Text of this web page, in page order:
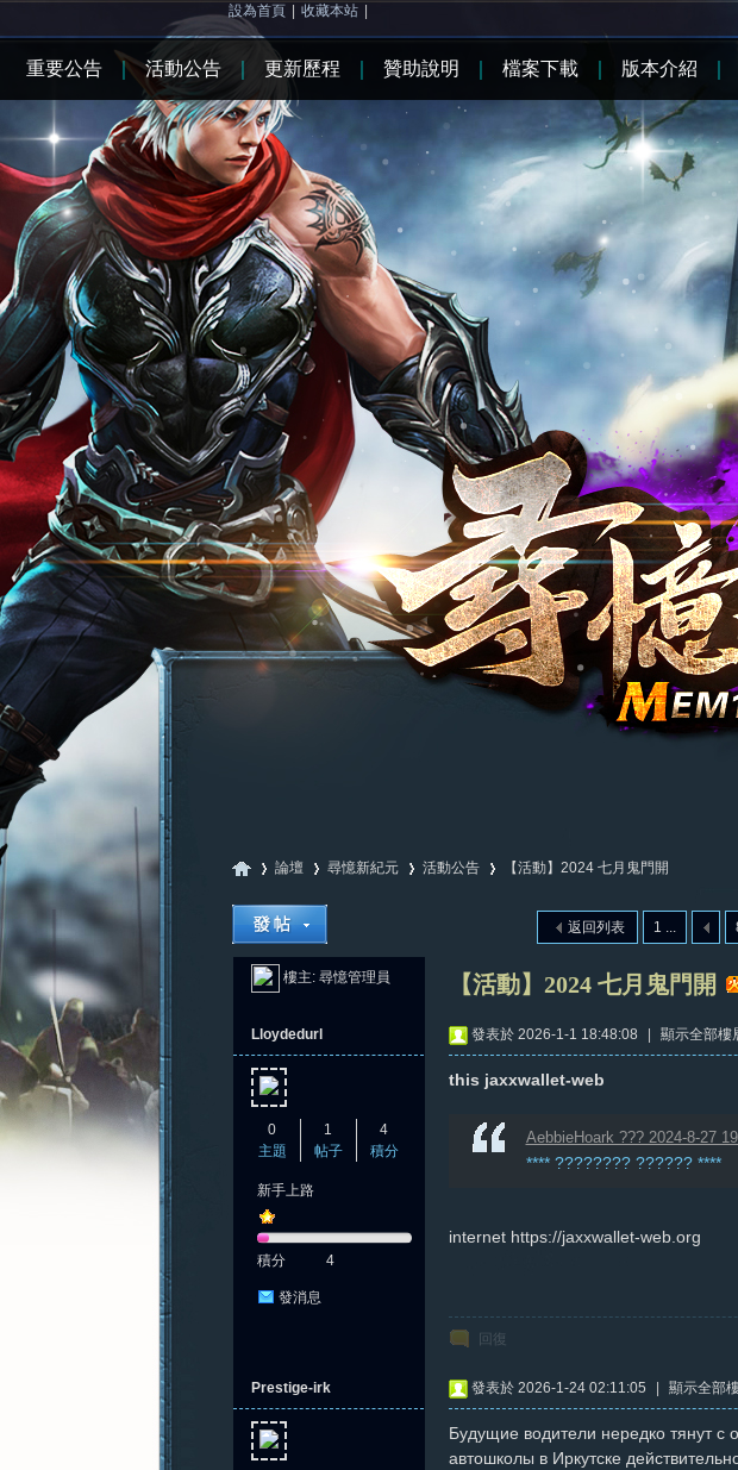
設為首頁 收藏本站
»
論壇
›
尋憶新紀元 活動公告
›
【活動】2024 七月鬼門開
1 ...
返回列表
樓主: 尋憶管理員 【活動】2024 七月鬼門開
Lloydedurl
0
主題
1
帖子
4
積分
新手上路
積分 4
發消息
發表於 2026-1-1 18:48:08 顯示全部樓
this jaxxwallet-web
AebbieHoark ??? 2024-8-27
**** ???????? ?????? ****
internet https://jaxxwallet-web.org
回復
Prestige-irk 發表於 2026-1-24 02:11:05 顯示全部
Будущие водители нередко тянут
автошколы в Иркутске